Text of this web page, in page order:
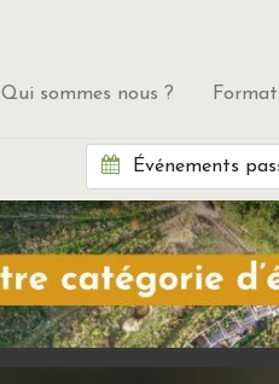
Qui sommes nous ?
Événements